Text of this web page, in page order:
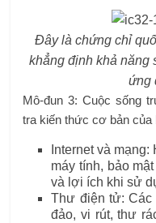
Đây là chứng chỉ
khẳng định khả năng
ứng
Mô-đun 3: Cuộc sống
tra kiến ​​thức cơ bản của
Internet và
máy tính, bảo
và lợi ích khi sử
Thư điện tử:
đảo, vi rút, thư